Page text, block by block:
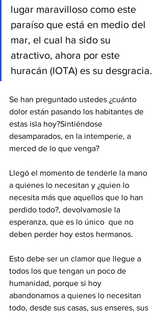
lugar maravilloso como este
paraíso que está en medio del
mar, el cual ha sido su
atractivo, ahora por este
huracán (IOTA) es su desgracia.
Se han preguntado ustedes ¿cuánto
dolor están pasando los habitantes de
estas isla hoy?Sintiéndose
desamparados, en la intemperie, a
merced de lo que venga?
Llegó el momento de tenderle la mano
a quienes lo necesitan y ¿quien lo
necesita más que aquellos que lo han
perdido todo?, devolvamosle la
esperanza, que es lo único  que no
deben perder hoy estos hermanos.
Esto debe ser un clamor que llegue a
todos los que tengan un poco de
humanidad, porque si hoy
abandonamos a quienes lo necesitan
todo, desde sus casas, sus enseres, sus